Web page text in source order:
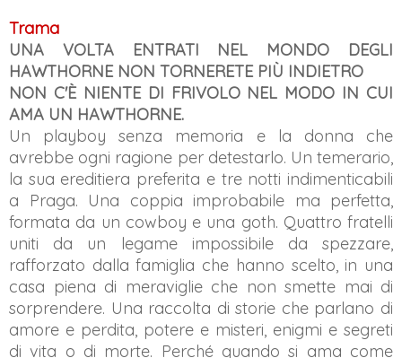
Trama
UNA VOLTA ENTRATI NEL MONDO DEGLI
HAWTHORNE NON TORNERETE PIÙ INDIETRO
NON C'È NIENTE DI FRIVOLO NEL MODO IN CUI
AMA UN HAWTHORNE.
Un playboy senza memoria e la donna che
avrebbe ogni ragione per detestarlo. Un temerario,
la sua ereditiera preferita e tre notti indimenticabili
a Praga. Una coppia improbabile ma perfetta,
formata da un cowboy e una goth. Quattro fratelli
uniti da un legame impossibile da spezzare,
rafforzato dalla famiglia che hanno scelto, in una
casa piena di meraviglie che non smette mai di
sorprendere. Una raccolta di storie che parlano di
amore e perdita, potere e misteri, enigmi e segreti
di vita o di morte. Perché quando si ama come